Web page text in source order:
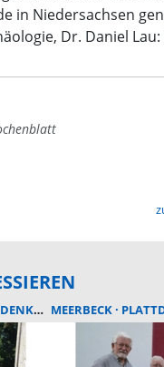
in Niedersachsen
Dr. Daniel Lau:
MEERBECK